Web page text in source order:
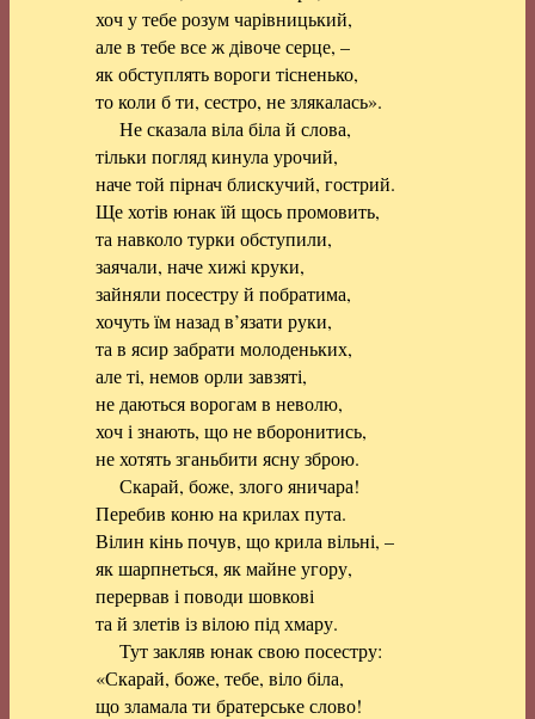
хоч у тебе розум чарівницький,
але в тебе все ж дівоче серце, –
як обступлять вороги тісненько,
то коли б ти, сестро, не злякалась».
Не сказала віла біла й слова,
тільки погляд кинула урочий,
наче той пірнач блискучий, гострий.
Ще хотів юнак їй щось промовить,
та навколо турки обступили,
заячали, наче хижі круки,
зайняли посестру й побратима,
хочуть їм назад в’язати руки,
та в ясир забрати молоденьких,
але ті, немов орли завзяті,
не даються ворогам в неволю,
хоч і знають, що не вборонитись,
не хотять зганьбити ясну зброю.
Скарай, боже, злого яничара!
Перебив коню на крилах пута.
Вілин кінь почув, що крила вільні, –
як шарпнеться, як майне угору,
перервав і поводи шовкові
та й злетів із вілою під хмару.
Тут закляв юнак свою посестру:
«Скарай, боже, тебе, віло біла,
що зламала ти братерське слово!